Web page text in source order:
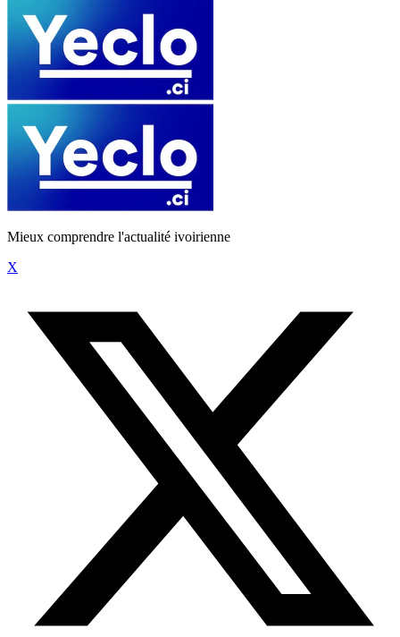
Mieux comprendre l'actualité ivoirienne
X